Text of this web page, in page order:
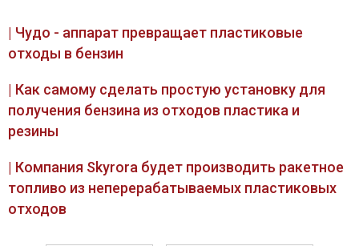
| Чудо - аппарат превращает пластиковые
отходы в бензин
| Как самому сделать простую установку для
получения бензина из отходов пластика и
резины
| Компания Skyrora будет производить ракетное
топливо из неперерабатываемых пластиковых
отходов